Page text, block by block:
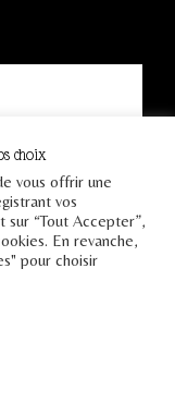
choix
vous offrir une
vos
“Tout Accepter”,
En revanche,
pour choisir